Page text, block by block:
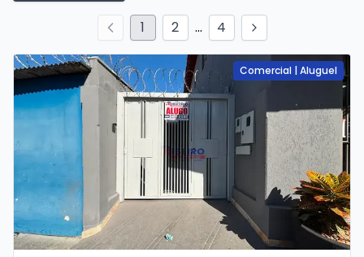
1 2 ... 4
Comercial |Aluguel